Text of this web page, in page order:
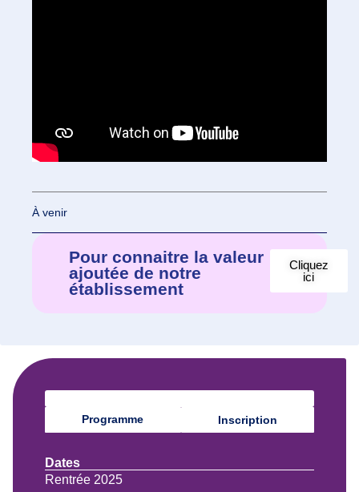
Programme Inscription
Dates
Rentrée 2025
À venir
Pour connaitre la valeur
ajoutée de notre
établissement
Cliquez
ici